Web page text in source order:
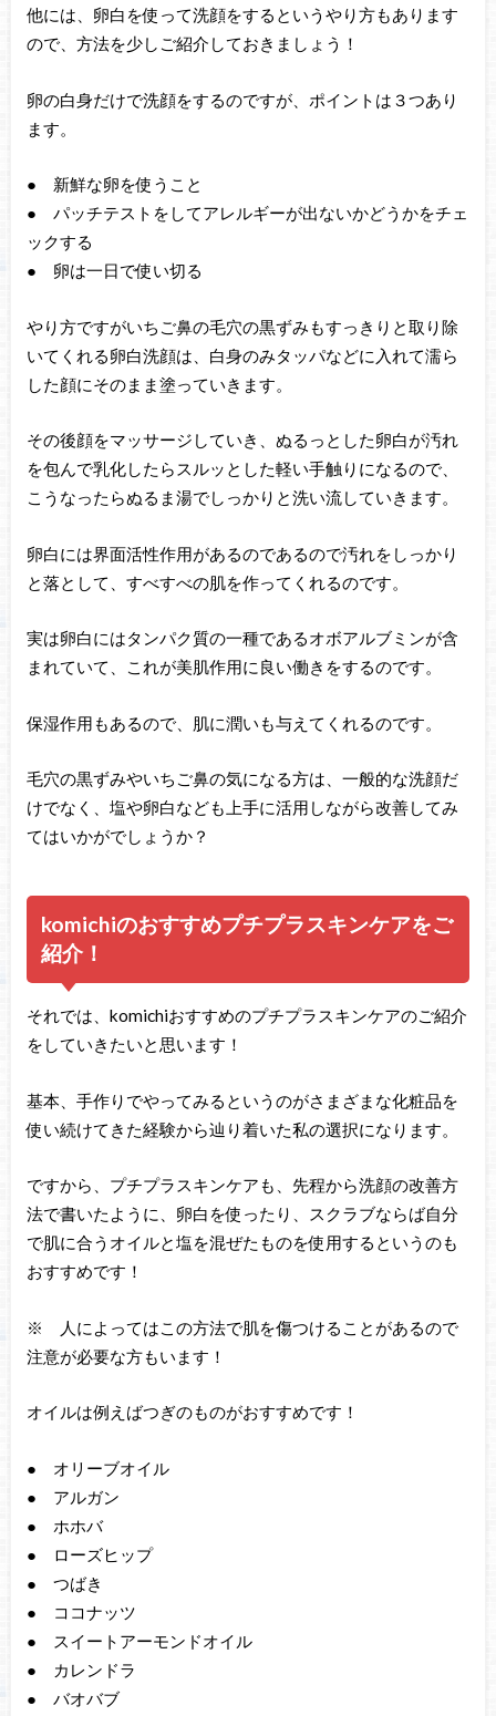
他には、卵白を使って洗顔をするというやり方もあります
ので、方法を少しご紹介しておきましょう！
卵の白身だけで洗顔をするのですが、ポイントは３つあり
ます。
● 新鮮な卵を使うこと
● パッチテストをしてアレルギーが出ないかどうかをチェ
ックする
● 卵は一日で使い切る
やり方ですがいちご鼻の毛穴の黒ずみもすっきりと取り除
いてくれる卵白洗顔は、白身のみタッパなどに入れて濡ら
した顔にそのまま塗っていきます。
その後顔をマッサージしていき、ぬるっとした卵白が汚れ
を包んで乳化したらスルッとした軽い手触りになるので、
こうなったらぬるま湯でしっかりと洗い流していきます。
卵白には界面活性作用があるのであるので汚れをしっかり
と落として、すべすべの肌を作ってくれるのです。
実は卵白にはタンパク質の一種であるオボアルブミンが含
まれていて、これが美肌作用に良い働きをするのです。
保湿作用もあるので、肌に潤いも与えてくれるのです。
毛穴の黒ずみやいちご鼻の気になる方は、一般的な洗顔だ
けでなく、塩や卵白なども上手に活用しながら改善してみ
てはいかがでしょうか？
komichiのおすすめプチプラスキンケアをご
紹介！
それでは、komichiおすすめのプチプラスキンケアのご紹介
をしていきたいと思います！
基本、手作りでやってみるというのがさまざまな化粧品を
使い続けてきた経験から辿り着いた私の選択になります。
ですから、プチプラスキンケアも、先程から洗顔の改善方
法で書いたように、卵白を使ったり、スクラブならば自分
で肌に合うオイルと塩を混ぜたものを使用するというのも
おすすめです！
※ 人によってはこの方法で肌を傷つけることがあるので
注意が必要な方もいます！
オイルは例えばつぎのものがおすすめです！
● オリーブオイル
● アルガン
● ホホバ
● ローズヒップ
● つばき
● ココナッツ
● スイートアーモンドオイル
● カレンドラ
● バオバブ